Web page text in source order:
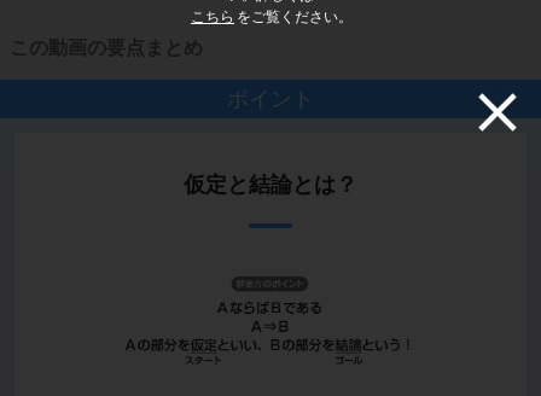
こちら をご覧ください。
この動画の要点まとめ
ポイント
仮定と結論とは？